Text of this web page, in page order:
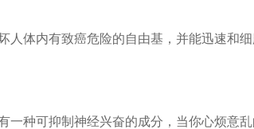
人体内有致癌危险的自由基，并能迅速和
一种可抑制神经兴奋的成分，当你心烦意